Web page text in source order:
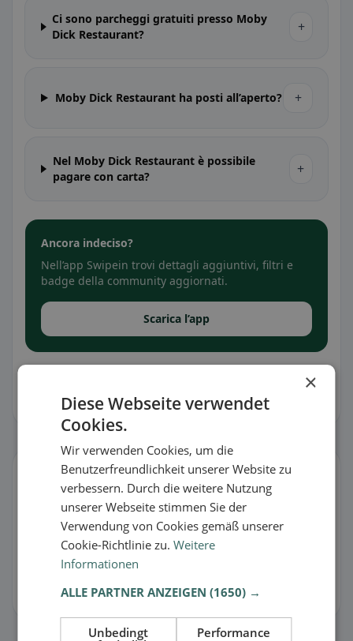
Ci sono parcheggi gratuiti presso Moby
Dick Restaurant?
+
Moby Dick Restaurant ha posti all’aperto? +
Nel Moby Dick Restaurant è possibile
pagare con carta?
+
Ancora indeciso?
Nell’app Swipein trovi dettagli aggiuntivi, filtri e
badge della community aggiornati.
Scarica l’app
contenere errori. Usa la funzione di segnalazione in caso di
incongruenze.
Gestisci scheda
C’è qualcosa che non va o sei il proprietario?
🐛 Segnala un problema
🏪 Rivendica la scheda gratis
Così puoi gestire orari, menu e informazioni.
×
Diese Webseite verwendet
Cookies.
Wir verwenden Cookies, um die
Benutzerfreundlichkeit unserer Website zu
verbessern. Durch die weitere Nutzung
unserer Webseite stimmen Sie der
Verwendung von Cookies gemäß unserer
Cookie-Richtlinie zu.Weitere
Informationen
ALLE PARTNER ANZEIGEN(1650) →
Unbedingt
Performance